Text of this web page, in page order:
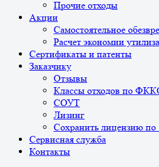
Прочие отходы
Акции
Самостоятельное
Расчет экономии
Сертификаты и патенты
Заказчику
Отзывы
Классы отходов по
СОУТ
Лизинг
Сохранить лицензию
Сервисная служба
Контакты